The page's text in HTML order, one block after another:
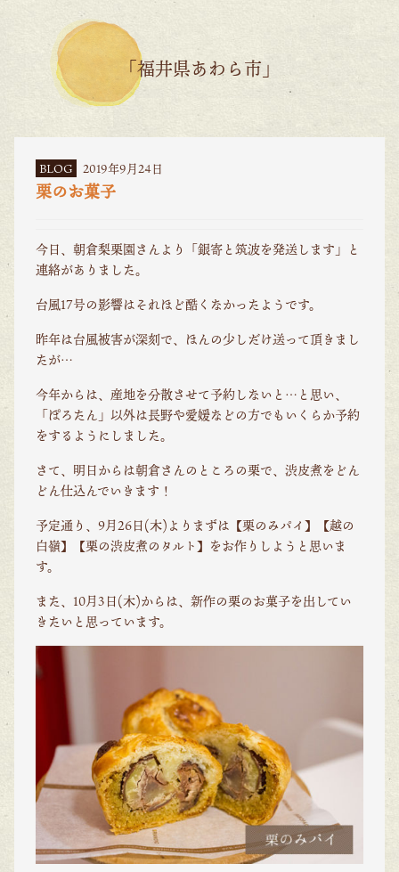
「福井県あわら市」
BLOG 2019年9月24日
栗のお菓子
今日、朝倉梨栗園さんより「銀寄と筑波を発送します」と
連絡がありました。
台風17号の影響はそれほど酷くなかったようです。
昨年は台風被害が深刻で、ほんの少しだけ送って頂きまし
たが…
今年からは、産地を分散させて予約しないと…と思い、
「ぽろたん」以外は長野や愛媛などの方でもいくらか予約
をするようにしました。
さて、明日からは朝倉さんのところの栗で、渋皮煮をどん
どん仕込んでいきます！
予定通り、9月26日(木)よりまずは【栗のみパイ】【越の
白嶺】【栗の渋皮煮のタルト】をお作りしようと思いま
す。
また、10月3日(木)からは、新作の栗のお菓子を出してい
きたいと思っています。